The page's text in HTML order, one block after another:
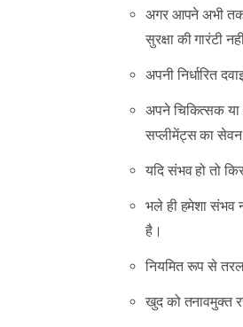
अगर आपने अभी तक
सुरक्षा की गारंटी
अपनी निर्धारित
अपने चिकित्सक
सप्लीमेंट्स का सेवन
यदि संभव हो तो
भले ही हमेशा संभव न
है।
नियमित रूप से
खुद को तनावमुक्त